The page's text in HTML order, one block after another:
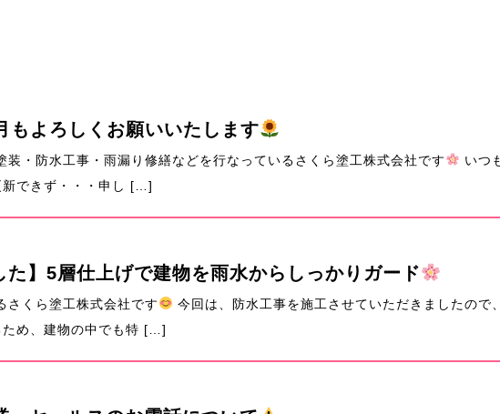
もよろしくお願いいたします
装・防水工事・雨漏り修繕などを行なっているさくら塗工株式会社です
いつ
新できず・・・申し […]
】5層仕上げで建物を雨水からしっかりガード
さくら塗工株式会社です
今回は、防水工事を施工させていただきましたので
ため、建物の中でも特 […]